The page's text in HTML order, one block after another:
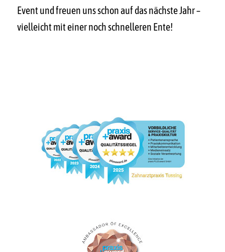
Event und freuen uns schon auf das nächste Jahr –
vielleicht mit einer noch schnelleren Ente!